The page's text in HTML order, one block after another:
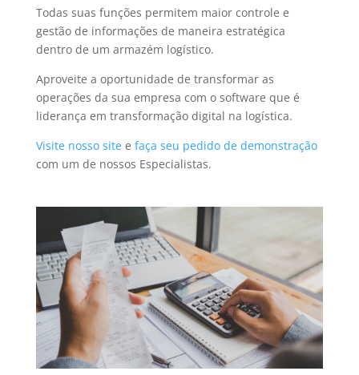
Todas suas funções permitem maior controle e
gestão de informações de maneira estratégica
dentro de um armazém logístico.
Aproveite a oportunidade de transformar as
operações da sua empresa com o software que é
liderança em transformação digital na logística.
Visite nosso sitee faça seu pedido de demonstração
com um de nossos Especialistas.